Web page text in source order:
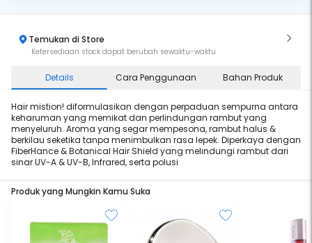
Temukan di Store
Ketersediaan stock dapat berubah sewaktu-waktu
Details Cara Penggunaan Bahan Produk
Hair mistion! diformulasikan dengan perpaduan sempurna antara
keharuman yang memikat dan perlindungan rambut yang
menyeluruh. Aroma yang segar mempesona, rambut halus &
berkilau seketika tanpa menimbulkan rasa lepek. Diperkaya dengan
FiberHance & Botanical Hair Shield yang melindungi rambut dari
sinar UV-A & UV-B, Infrared, serta polusi
Produk yang Mungkin Kamu Suka